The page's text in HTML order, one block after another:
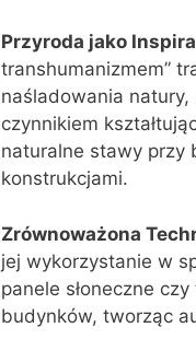
Przyroda jako
transhumanizmem”
naśladowania
czynnikiem
naturalne stawy przy
konstrukcjami.
Zrównoważona
jej wykorzystanie w
panele słoneczne
budynków, tworząc